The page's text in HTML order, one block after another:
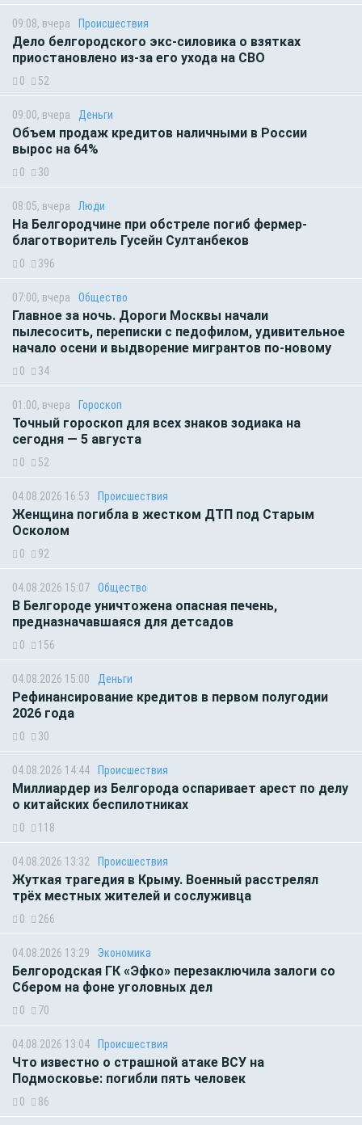
09:08, вчера Происшествия
Дело белгородского экс-силовика о взятках
приостановлено из-за его ухода на СВО
0 52
09:00, вчера Деньги
Объем продаж кредитов наличными в России
вырос на 64%
0 30
08:05, вчера Люди
На Белгородчине при обстреле погиб фермер-
благотворитель Гусейн Султанбеков
0 396
07:00, вчера Общество
Главное за ночь. Дороги Москвы начали
пылесосить, переписки с педофилом, удивительное
начало осени и выдворение мигрантов по-новому
0 34
01:00, вчера Гороскоп
Точный гороскоп для всех знаков зодиака на
сегодня — 5 августа
0 52
04.08.2026 16:53 Происшествия
Женщина погибла в жестком ДТП под Старым
Осколом
0 92
04.08.2026 15:07 Общество
В Белгороде уничтожена опасная печень,
предназначавшаяся для детсадов
0 156
04.08.2026 15:00 Деньги
Рефинансирование кредитов в первом полугодии
2026 года
0 30
04.08.2026 14:44 Происшествия
Миллиардер из Белгорода оспаривает арест по делу
о китайских беспилотниках
0 118
04.08.2026 13:32 Происшествия
Жуткая трагедия в Крыму. Военный расстрелял
трёх местных жителей и сослуживца
0 266
04.08.2026 13:29 Экономика
Белгородская ГК «Эфко» перезаключила залоги со
Сбером на фоне уголовных дел
0 70
04.08.2026 13:04 Происшествия
Что известно о страшной атаке ВСУ на
Подмосковье: погибли пять человек
0 86